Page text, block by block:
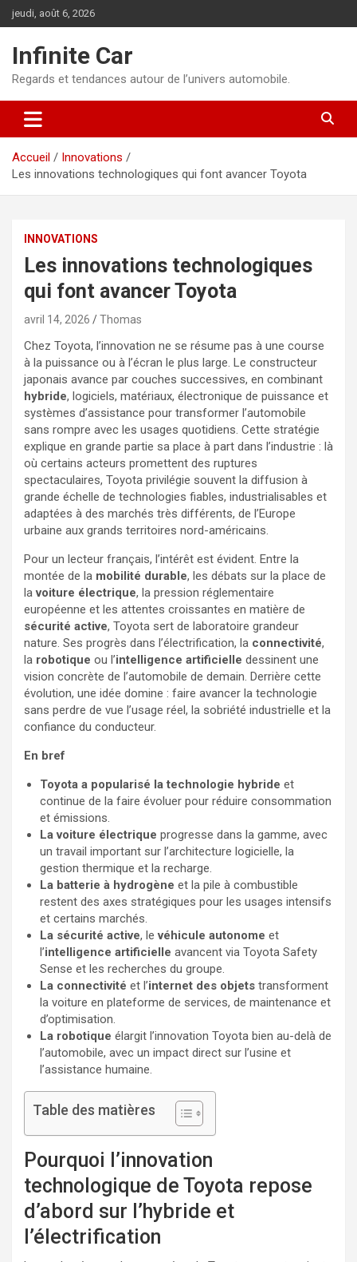
Aller
au
jeudi, août 6, 2026
Infinite Car
Regards et tendances autour de l’univers automobile.
Accueil
Innovations
Les innovations technologiques qui font avancer Toyota
INNOVATIONS
Les innovations technologiques
qui font avancer Toyota
avril 14, 2026 Thomas
Chez Toyota, l’innovation ne se résume pas à une course
à la puissance ou à l’écran le plus large. Le constructeur
japonais avance par couches successives, en combinant
hybride, logiciels, matériaux, électronique de puissance et
systèmes d’assistance pour transformer l’automobile
sans rompre avec les usages quotidiens. Cette stratégie
explique en grande partie sa place à part dans l’industrie : là
où certains acteurs promettent des ruptures
spectaculaires, Toyota privilégie souvent la diffusion à
grande échelle de technologies fiables, industrialisables et
adaptées à des marchés très différents, de l’Europe
urbaine aux grands territoires nord-américains.
Pour un lecteur français, l’intérêt est évident. Entre la
montée de la mobilité durable, les débats sur la place de
lavoiture électrique, la pression réglementaire
européenne et les attentes croissantes en matière de
sécurité active, Toyota sert de laboratoire grandeur
nature. Ses progrès dans l’électrification, la connectivité,
la robotique ou l’intelligence artificielle dessinent une
vision concrète de l’automobile de demain. Derrière cette
évolution, une idée domine : faire avancer la technologie
sans perdre de vue l’usage réel, la sobriété industrielle et la
confiance du conducteur.
En bref
Toyota a popularisé la technologie hybride et
continue de la faire évoluer pour réduire consommation
et émissions.
La voiture électrique progresse dans la gamme, avec
un travail important sur l’architecture logicielle, la
gestion thermique et la recharge.
La batterie à hydrogène et la pile à combustible
restent des axes stratégiques pour les usages intensifs
et certains marchés.
La sécurité active, levéhicule autonome et
l’intelligence artificielle avancent via Toyota Safety
Sense et les recherches du groupe.
La connectivité et l’internet des objets transforment
la voiture en plateforme de services, de maintenance et
d’optimisation.
La robotique élargit l’innovation Toyota bien au-delà de
l’automobile, avec un impact direct sur l’usine et
l’assistance humaine.
Table des matières
Pourquoi l’innovation
technologique de Toyota repose
d’abord sur l’hybride et
l’électrification